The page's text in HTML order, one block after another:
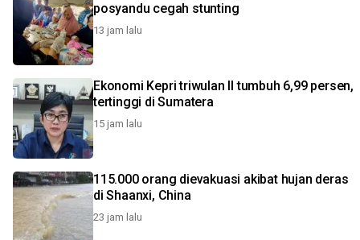
posyandu cegah stunting
13 jam lalu
Ekonomi Kepri triwulan II tumbuh 6,99 persen,
tertinggi di Sumatera
15 jam lalu
115.000 orang dievakuasi akibat hujan deras
di Shaanxi, China
23 jam lalu